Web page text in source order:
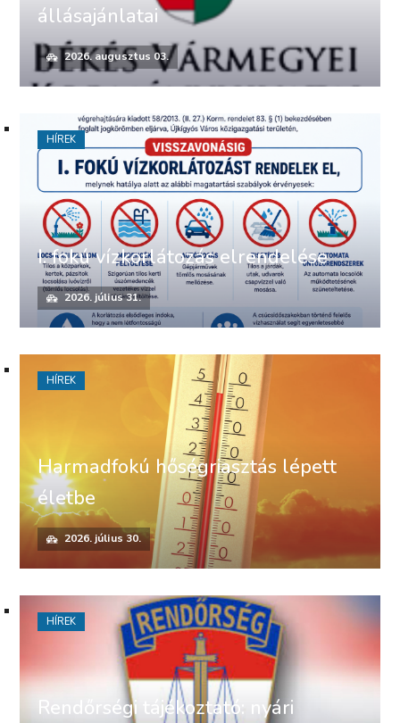
állásajánlatai
2026. augusztus 03.
I. fokú vízkorlátozás elrendelése
2026. július 31.
HÍREK
Harmadfokú hőségriasztás lépett
életbe
2026. július 30.
HÍREK
Rendőrségi tájékoztató: nyári
HÍREK